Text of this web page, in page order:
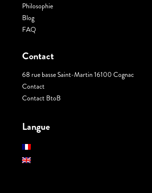
Philosophie
Blog
FAQ
Contact
68 rue basse Saint-Martin 16100 Cognac
Contact
Contact BtoB
Langue